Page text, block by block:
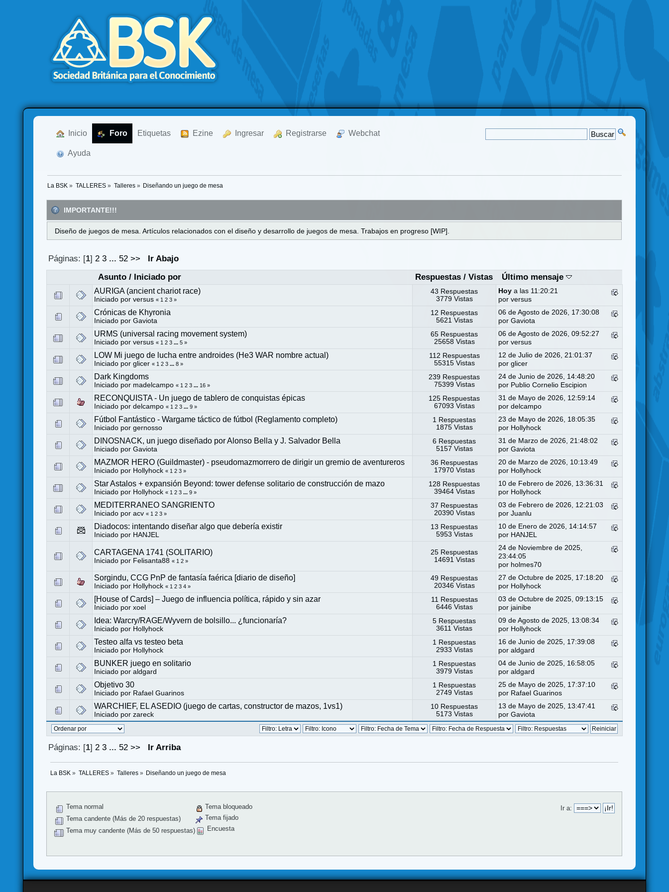
Inicio Foro Etiquetas Ezine Ingresar Registrarse Webchat
Ayuda
La BSK » TALLERES» Talleres» Diseñando un juego de mesa
IMPORTANTE!!!
Diseño de juegos de mesa. Artículos relacionados con el diseño y desarrollo de juegos de mesa. Trabajos en progreso [WIP].
Páginas: [1] 2 3 ... 52 >>
Ir Abajo
Asunto/ Iniciado por Respuestas /Vistas Último mensaje
AURIGA (ancient chariot race)
Iniciado porversus « 1 2 3 »
43 Respuestas
3779 Vistas
Hoy a las 11:20:21
porversus
Crónicas de Khyronia
Iniciado porGaviota
12 Respuestas
5621 Vistas
06 de Agosto de 2026, 17:30:08
porGaviota
URMS (universal racing movement system)
Iniciado porversus « 1 2 3 ...5 »
65 Respuestas
25658 Vistas
06 de Agosto de 2026, 09:52:27
porversus
LOW Mi juego de lucha entre androides (He3 WAR nombre actual)
Iniciado porglicer « 1 2 3 ...8 »
112 Respuestas
55315 Vistas
12 de Julio de 2026, 21:01:37
porglicer
Dark Kingdoms
Iniciado por madelcampo « 1 2 3 ... 16 »
239 Respuestas
75399 Vistas
24 de Junio de 2026, 14:48:20
por Publio Cornelio Escipion
RECONQUISTA - Un juego de tablero de conquistas épicas
Iniciado pordelcampo « 1 2 3 ...9 »
125 Respuestas
67093 Vistas
31 de Mayo de 2026, 12:59:14
pordelcampo
Fútbol Fantástico - Wargame táctico de fútbol (Reglamento completo)
Iniciado porgernosso
1 Respuestas
1875 Vistas
23 de Mayo de 2026, 18:05:35
por Hollyhock
DINOSNACK, un juego diseñado por Alonso Bella y J. Salvador Bella
Iniciado porGaviota
6 Respuestas
5157 Vistas
31 de Marzo de 2026, 21:48:02
porGaviota
MAZMOR HERO (Guildmaster) - pseudomazmorrero de dirigir un gremio de aventureros
Iniciado por Hollyhock « 1 2 3 »
36 Respuestas
17970 Vistas
20 de Marzo de 2026, 10:13:49
por Hollyhock
Star Astalos + expansión Beyond: tower defense solitario de construcción de mazo
Iniciado por Hollyhock « 1 2 3 ...9 »
128 Respuestas
39464 Vistas
10 de Febrero de 2026, 13:36:31
por Hollyhock
MEDITERRANEO SANGRIENTO
Iniciado poracv « 1 2 3 »
37 Respuestas
20390 Vistas
03 de Febrero de 2026, 12:21:03
porJuanlu
Diadocos: intentando diseñar algo que debería existir
Iniciado por HANJEL
13 Respuestas
5953 Vistas
10 de Enero de 2026, 14:14:57
por HANJEL
CARTAGENA 1741 (SOLITARIO)
Iniciado por Felisanta88 « 1 2 »
25 Respuestas
14691 Vistas
24 de Noviembre de 2025,
23:44:05
por holmes70
Sorgindu, CCG PnP de fantasía faérica [diario de diseño]
Iniciado por Hollyhock « 1 2 3 4 »
49 Respuestas
20346 Vistas
27 de Octubre de 2025, 17:18:20
por Hollyhock
[House of Cards] – Juego de influencia política, rápido y sin azar
Iniciado porxoel
11 Respuestas
6446 Vistas
03 de Octubre de 2025, 09:13:15
por jainibe
Idea: Warcry/RAGE/Wyvern de bolsillo... ¿funcionaría?
Iniciado por Hollyhock
5 Respuestas
3611 Vistas
09 de Agosto de 2025, 13:08:34
por Hollyhock
Testeo alfa vs testeo beta
Iniciado por Hollyhock
1 Respuestas
2933 Vistas
16 de Junio de 2025, 17:39:08
poraldgard
BUNKER juego en solitario
Iniciado poraldgard
1 Respuestas
3979 Vistas
04 de Junio de 2025, 16:58:05
poraldgard
Objetivo 30
Iniciado por Rafael Guarinos
1 Respuestas
2749 Vistas
25 de Mayo de 2025, 17:37:10
por Rafael Guarinos
WARCHIEF, EL ASEDIO (juego de cartas, constructor de mazos, 1vs1)
Iniciado porzareck
10 Respuestas
5173 Vistas
13 de Mayo de 2025, 13:47:41
porGaviota
Páginas: [1] 2 3 ... 52 >> Ir Arriba
La BSK » TALLERES» Talleres» Diseñando un juego de mesa
Ir a:
Tema normal
Tema candente (Más de 20 respuestas)
Tema muy candente (Más de 50 respuestas)
Tema bloqueado
Tema fijado
Encuesta